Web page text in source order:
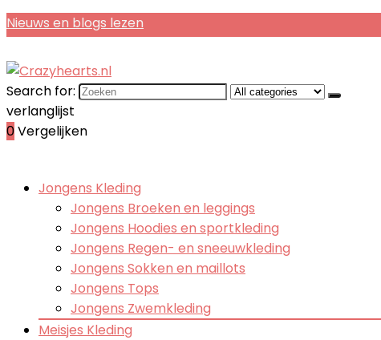
Nieuws en blogs lezen
Search for:
verlanglijst
0Vergelijken
Jongens Kleding
Jongens Broeken en leggings
Jongens Hoodies en sportkleding
Jongens Regen- en sneeuwkleding
Jongens Sokken en maillots
Jongens Tops
Jongens Zwemkleding
Meisjes Kleding